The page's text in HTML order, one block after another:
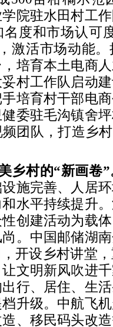
院驻水田村工
度和市场认可
激活市场动能
培育本土电商
村工作队启动
培育村干部电
委驻毛沟镇舍
团队，打造乡
乡村的“新画卷
施完善、人居
水平持续提升
创建活动为载
。中国邮储湖
开设乡村讲堂
文明新风吹进
行、居住、生
升级。中航飞
、移民码头改